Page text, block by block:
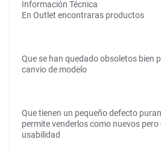
Información Técnica
En Outlet encontraras productos
Que se han quedado obsoletos bien
canvio de modelo
Que tienen un pequeño defecto
permite venderlos como nuevos
usabilidad